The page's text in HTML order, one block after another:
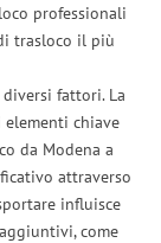
professionali
trasloco il più
fattori. La
chiave
da Modena a
attraverso
influisce
come